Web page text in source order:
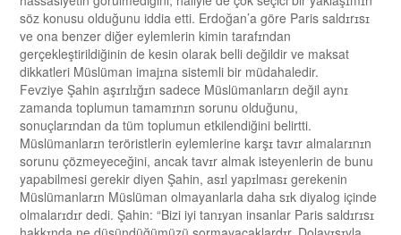
söz konusu olduğunu iddia etti. Erdoğan’a göre Paris saldɪrɪsɪ
ve ona benzer diğer eylemlerin kimin tarafɪndan
gerçekleştirildiğinin de kesin olarak belli değildir ve maksat
dikkatleri Müslüman imajɪna sistemli bir müdahaledir.
Fevziye Şahin aşɪrɪlɪğɪn sadece Müslümanlarɪn değil aynɪ
zamanda toplumun tamamɪnɪn sorunu olduğunu,
sonuçlarɪndan da tüm toplumun etkilendiğini belirtti.
Müslümanlarɪn teröristlerin eylemlerine karşɪ tavɪr almalarɪnɪn
sorunu çözmeyeceğini, ancak tavɪr almak isteyenlerin de bunu
yapabilmesi gerekir diyen Şahin, asɪl yapɪlmasɪ gerekenin
Müslümanlarɪn Müslüman olmayanlarla daha sɪk diyalog içinde
olmalarɪdɪr dedi. Şahin: “Bizi iyi tanɪyan insanlar Paris saldɪrɪsɪ